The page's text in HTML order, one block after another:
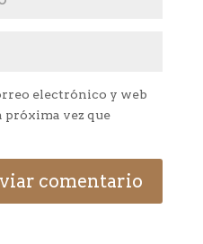
electrónico y web
próxima vez que